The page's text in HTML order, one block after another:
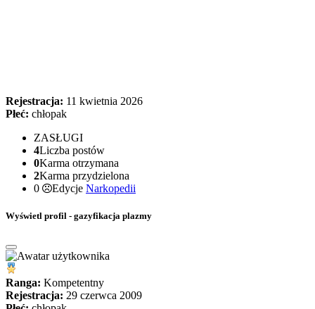
Rejestracja: 11 kwietnia 2026
Płeć: chłopak
ZASŁUGI
4Liczba postów
0Karma otrzymana
2Karma przydzielona
0
Edycje Narkopedii
Wyświetl profil - gazyfikacja plazmy
Ranga: Kompetentny
Rejestracja: 29 czerwca 2009